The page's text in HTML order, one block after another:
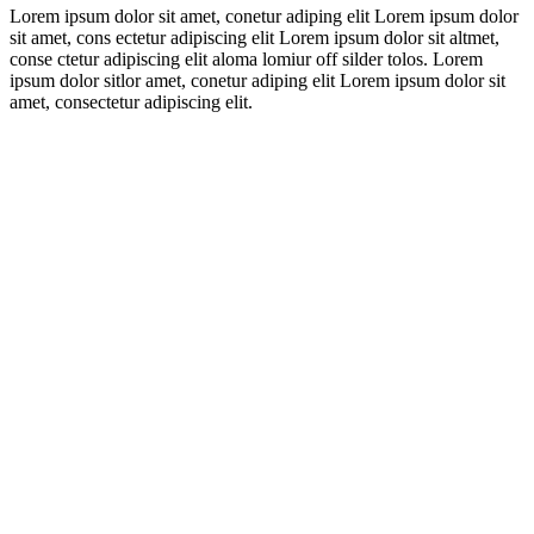
Lorem ipsum dolor sit amet, conetur adiping elit Lorem ipsum dolor
sit amet, cons ectetur adipiscing elit Lorem ipsum dolor sit altmet,
conse ctetur adipiscing elit aloma lomiur off silder tolos. Lorem
ipsum dolor sitlor amet, conetur adiping elit Lorem ipsum dolor sit
amet, consectetur adipiscing elit.